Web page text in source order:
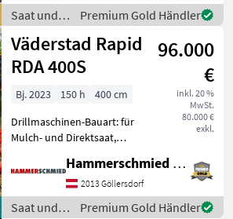
Fahrgassenschaltung,
Fahrwerk, hydr.
Schardruckverstellung,
Spuranreisser *
Saat und
Pflege /
Amazone
Premium Gold Händler
Väderstad Rapid
RDA 400S
96.000
€
inkl. 20 %
MwSt.
80.000 €
exkl.
Bj. 2023 150 h
400 cm
Drillmaschinen-Bauart: für
Mulch- und Direktsaat,
Einscheibenschare,
Extrastriegel,
Fahrgassenschaltung,
Fahrwerk, hydr.
Hammerschmied GmbH
2013 Göllersdorf
Saat und
Premium Gold Händler